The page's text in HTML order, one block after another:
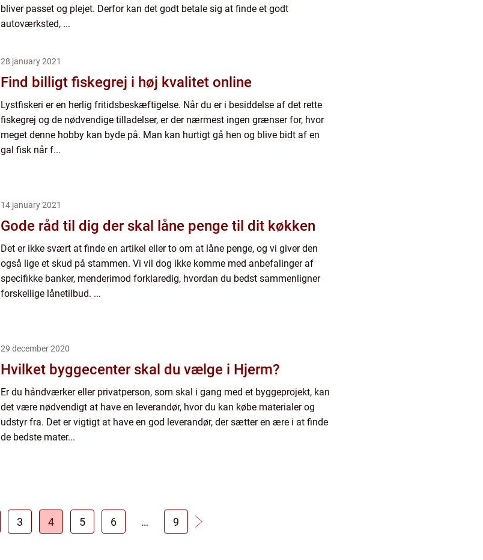
bliver passet og plejet. Derfor kan det godt betale sig at finde et godt
autoværksted, ...
28 january 2021
Find billigt fiskegrej i høj kvalitet online
Lystfiskeri er en herlig fritidsbeskæftigelse. Når du er i besiddelse af det rette
fiskegrej og de nødvendige tilladelser, er der nærmest ingen grænser for, hvor
meget denne hobby kan byde på. Man kan hurtigt gå hen og blive bidt af en
gal fisk når f...
14 january 2021
Gode råd til dig der skal låne penge til dit køkken
Det er ikke svært at finde en artikel eller to om at låne penge, og vi giver den
også lige et skud på stammen. Vi vil dog ikke komme med anbefalinger af
specifikke banker, menderimod forklaredig, hvordan du bedst sammenligner
forskellige lånetilbud. ...
29 december 2020
Hvilket byggecenter skal du vælge i Hjerm?
Er du håndværker eller privatperson, som skal i gang med et byggeprojekt, kan
det være nødvendigt at have en leverandør, hvor du kan købe materialer og
udstyr fra. Det er vigtigt at have en god leverandør, der sætter en ære i at finde
de bedste mater...
3 4 5 6 … 9